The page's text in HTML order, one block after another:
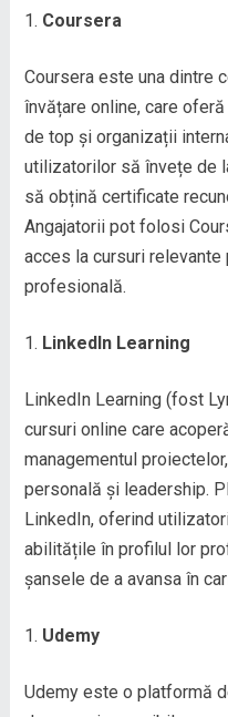
Coursera
Coursera este una dintre
învățare online, care
de top și organizații
utilizatorilor să învețe de
să obțină certificate
Angajatorii pot folosi
acces la cursuri
profesională.
LinkedIn Learning
LinkedIn Learning (fost
cursuri online care
managementul
personală și leadership.
LinkedIn, oferind
abilitățile în profilul lor
șansele de a avansa în
Udemy
Udemy este o platformă